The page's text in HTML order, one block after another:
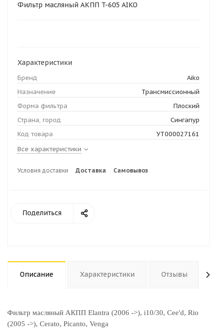
Фильтр масляный АКПП T-605 AIKO
Характеристики
Бренд
Aiko
Назначение
Трансмиссионный
Форма фильтра
Плоский
Страна, город
Сингапур
Код товара
УТ000027161
Все характеристики
Условия доставки Доставка Самовывоз
Поделиться
Описание Характеристики Отзывы
Фильтр масляный АКПП Elantra (2006 ->), i10/30, Cee'd, Rio
(2005 ->), Cerato, Picanto, Venga